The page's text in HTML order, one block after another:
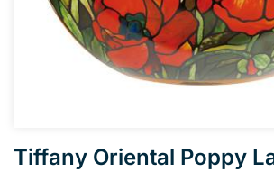
Tiffany Oriental Poppy